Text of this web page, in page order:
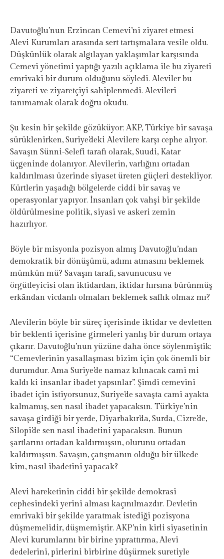
Davutoğlu’nun Erzincan Cemevi’ni ziyaret etmesi
Alevi Kurumları arasında sert tartışmalara vesile oldu.
Düşkünlük olarak algılayan yaklaşımlar karşısında
Cemevi yönetimi yaptığı yazılı açıklama ile bu ziyareti
emrivaki bir durum olduğunu söyledi. Aleviler bu
ziyareti ve ziyaretçiyi sahiplenmedi. Alevileri
tanımamak olarak doğru okudu.
Şu kesin bir şekilde gözüküyor; AKP, Türkiye bir savaşa
sürüklenirken, Suriye’deki Alevilere karşı cephe alıyor.
Savaşın Sünni-Selefi tarafı olarak, Suudi, Katar
üçgeninde dolanıyor. Alevilerin, varlığını ortadan
kaldırılması üzerinde siyaset üreten güçleri destekliyor.
Kürtlerin yaşadığı bölgelerde ciddi bir savaş ve
operasyonlar yapıyor. İnsanları çok vahşi bir şekilde
öldürülmesine politik, siyasi ve askeri zemin
hazırlıyor.
Böyle bir misyonla pozisyon almış Davutoğlu’ndan
demokratik bir dönüşümü, adımı atmasını beklemek
mümkün mü? Savaşın tarafı, savunucusu ve
örgütleyicisi olan iktidardan, iktidar hırsına bürünmüş
erkândan vicdanlı olmaları beklemek saflık olmaz mı?
Alevilerin böyle bir süreç içerisinde iktidar ve devletten
bir beklenti içerisine girmeleri yanlış bir durum ortaya
çıkarır. Davutoğlu’nun yüzüne daha önce söylenmiştik;
“Cemevlerinin yasallaşması bizim için çok önemli bir
durumdur. Ama Suriye’de namaz kılınacak cami mi
kaldı ki insanlar ibadet yapsınlar”. Şimdi cemevini
ibadet için istiyorsunuz, Suriye’de savaşta cami ayakta
kalmamış, sen nasıl ibadet yapacaksın. Türkiye’nin
savaşa girdiği bir yerde, Diyarbakır’da, Surda, Cizre’de,
Silopi’de sen nasıl ibadetini yapacaksın. Bunun
şartlarını ortadan kaldırmışsın, olurunu ortadan
kaldırmışsın. Savaşın, çatışmanın olduğu bir ülkede
kim, nasıl ibadetini yapacak?
Alevi hareketinin ciddi bir şekilde demokrasi
cephesindeki yerini alması kaçınılmazdır. Devletin
emrivaki bir şekilde yaratmak istediği pozisyona
düşmemelidir, düşmemiştir. AKP’nin kirli siyasetinin
Alevi kurumlarını bir birine yıprattırma, Alevi
dedelerini, pirlerini birbirine düşürmek suretiyle